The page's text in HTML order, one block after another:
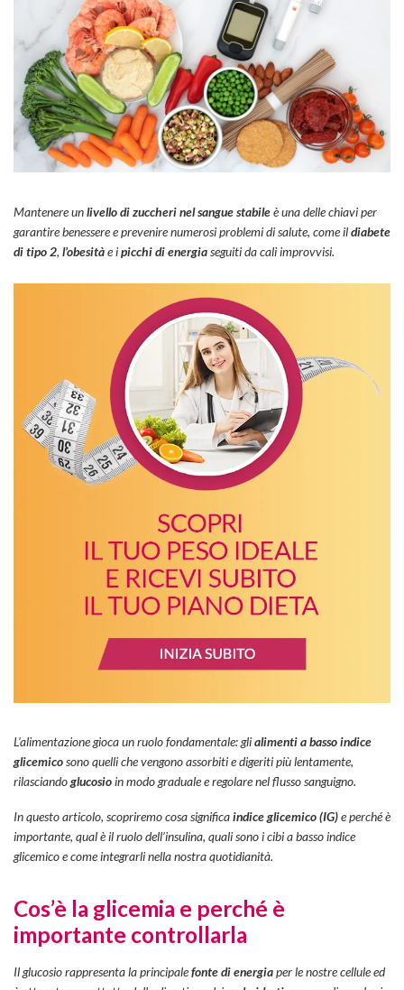
Mantenere unlivello di zuccheri nel sangue stabileè una delle chiavi per
garantire benessere e prevenire numerosi problemi di salute, come ildiabete
di tipo 2, l’obesitàe ipicchi di energiaseguiti da cali improvvisi.
L’alimentazione gioca un ruolo fondamentale: glialimenti a basso indice
glicemicosono quelli che vengono assorbiti e digeriti più lentamente,
rilasciandoglucosioin modo graduale e regolare nel flusso sanguigno.
In questo articolo, scopriremo cosa significaindice glicemico (IG)e perché è
importante, qual è il ruolo dell’insulina, quali sono i cibi a basso indice
glicemico e come integrarli nella nostra quotidianità.
Cos’è la glicemia e perché è
importante controllarla
Il glucosio rappresenta la principalefonte di energiaper le nostre cellule ed